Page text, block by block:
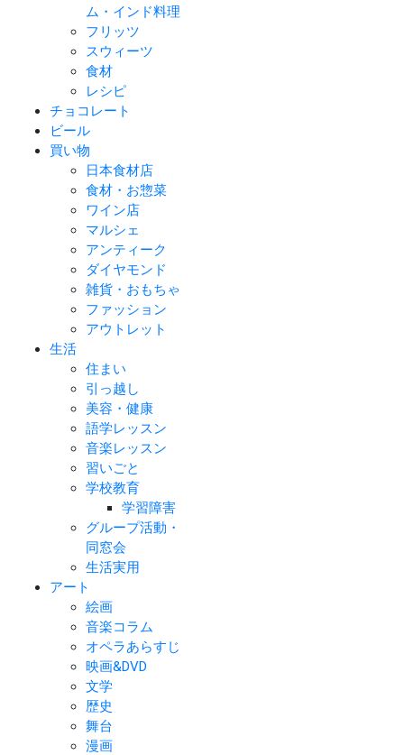
ム・インド料理
フリッツ
スウィーツ
食材
レシピ
チョコレート
ビール
買い物
日本食材店
食材・お惣菜
ワイン店
マルシェ
アンティーク
ダイヤモンド
雑貨・おもちゃ
ファッション
アウトレット
生活
住まい
引っ越し
美容・健康
語学レッスン
音楽レッスン
習いごと
学校教育
学習障害
グループ活動・
同窓会
生活実用
アート
絵画
音楽コラム
オペラあらすじ
映画&DVD
文学
歴史
舞台
漫画